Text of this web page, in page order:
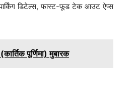
डिटेल्स, फास्ट-फूड टेक आउट ऐप्स
पूर्णिमा) मुबारक